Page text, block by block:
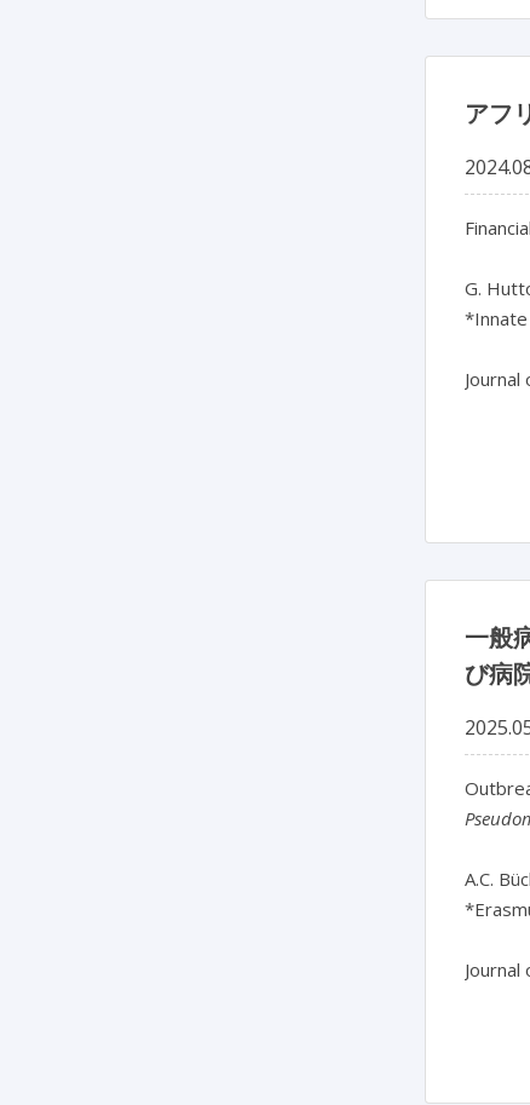
アフ
G.
*Innate
一般
び病
A.C.